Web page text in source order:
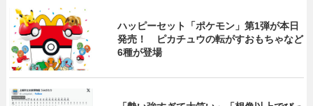
ハッピーセット「ポケモン」第1弾が本日
発売！ ピカチュウの転がすおもちゃなど
6種が登場